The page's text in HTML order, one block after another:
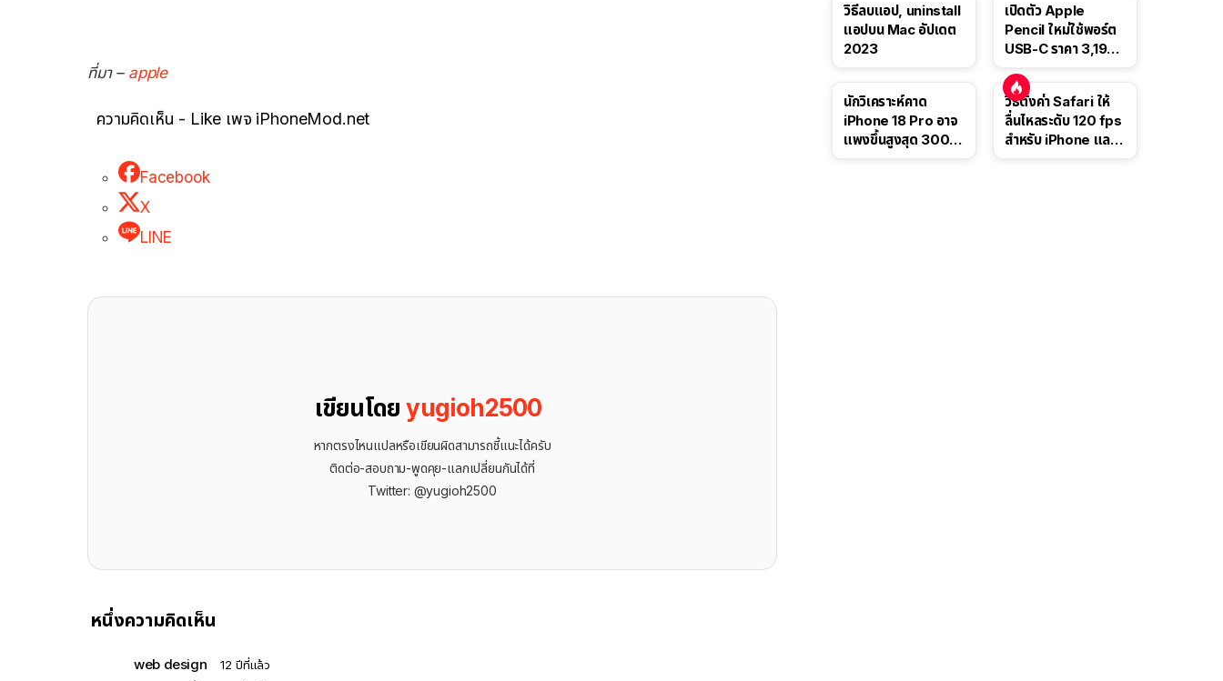
ที่มา – apple
ความคิดเห็น - Like เพจ iPhoneMod.net
Facebook
X
LINE
เขียนโดยyugioh2500
หากตรงไหนแปลหรือเขียนผิดสามารถชี้แนะได้ครับ
ติดต่อ-สอบถาม-พูดคุย-แลกเปลี่ยนกันได้ที่
Twitter: @yugioh2500
หนึ่งความคิดเห็น
web design 12 ปีที่แล้ว
วิธีลบแอป, uninstall
แอปบน Mac อัปเดต
2023
เปิดตัว Apple
Pencil ใหม่ใช้พอร์ต
USB-C ราคา 3,190
นี้
นักวิเคราะห์คาด
iPhone 18 Pro อาจ
แพงขึ้นสูงสุด 300
วิธีตั้งค่า Safari ให้
ลื่นไหลระดับ 120 fps
สำหรับ iPhone และ